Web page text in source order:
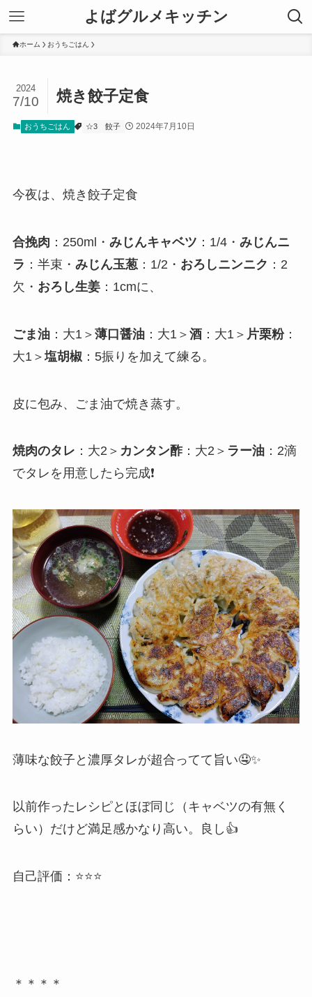
よばグルメキッチン
ホーム おうちごはん
焼き餃子定食
2024
7/10
おうちごはん ☆3 餃子 2024年7月10日
今夜は、焼き餃子定食
合挽肉 ：250ml・ みじんキャベツ ：1/4・ みじんニ
ラ ：半束・ みじん玉葱：1/2・ おろしニンニク ：2
欠・ おろし生姜：1cmに、
ごま油：大1＞ 薄口醤油：大1＞ 酒：大1＞ 片栗粉：
大1＞ 塩胡椒 ：5振りを加えて練る。
皮に包み、ごま油で焼き蒸す。
焼肉のタレ ：大2＞ カンタン酢：大2＞ ラー油：2滴
でタレを用意したら完成❗
薄味な餃子と濃厚タレが超合ってて旨い🤤✨
以前作ったレシピとほぼ同じ（キャベツの有無く
らい）だけど満足感かなり高い。良し👍
自己評価：⭐⭐⭐
＊＊＊＊